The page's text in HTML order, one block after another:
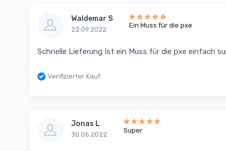
Waldemar S
22.09.2022
Ein Muss für die pxe
Schnelle Lieferung Ist ein Muss für die pxe einfach
Verifizierter Kauf
Jonas L
30.06.2022
Super